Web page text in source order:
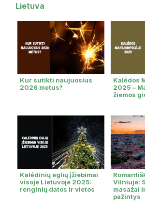
Lietuva
Kur sutikti naujuosius
2026 metus?
Kalėdos
2025 –
žiemos
Kalėdinių eglių įžiebimai
visoje Lietuvoje 2025:
renginių datos ir vietos
Vilniuje:
masažai
pažintys